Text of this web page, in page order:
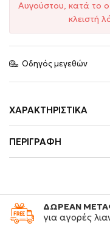
Αυγούστου, κατά το
κλειστή
Οδηγός μεγεθών
ΧΑΡΑΚΤΗΡΙΣΤΙΚΆ
ΠΕΡΙΓΡΑΦΉ
ΔΩΡΕΑΝ
για αγορές